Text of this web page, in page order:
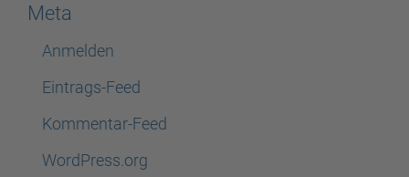
Meta
Anmelden
Eintrags-Feed
Kommentar-Feed
WordPress.org